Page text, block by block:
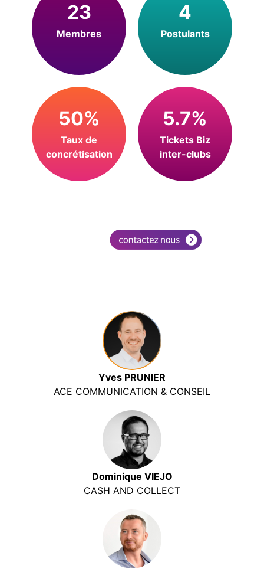
23
Membres
4
Postulants
50%
Taux de
concrétisation
5.7%
Tickets Biz
inter-clubs
Yves PRUNIER
ACE COMMUNICATION & CONSEIL
Dominique VIEJO
CASH AND COLLECT